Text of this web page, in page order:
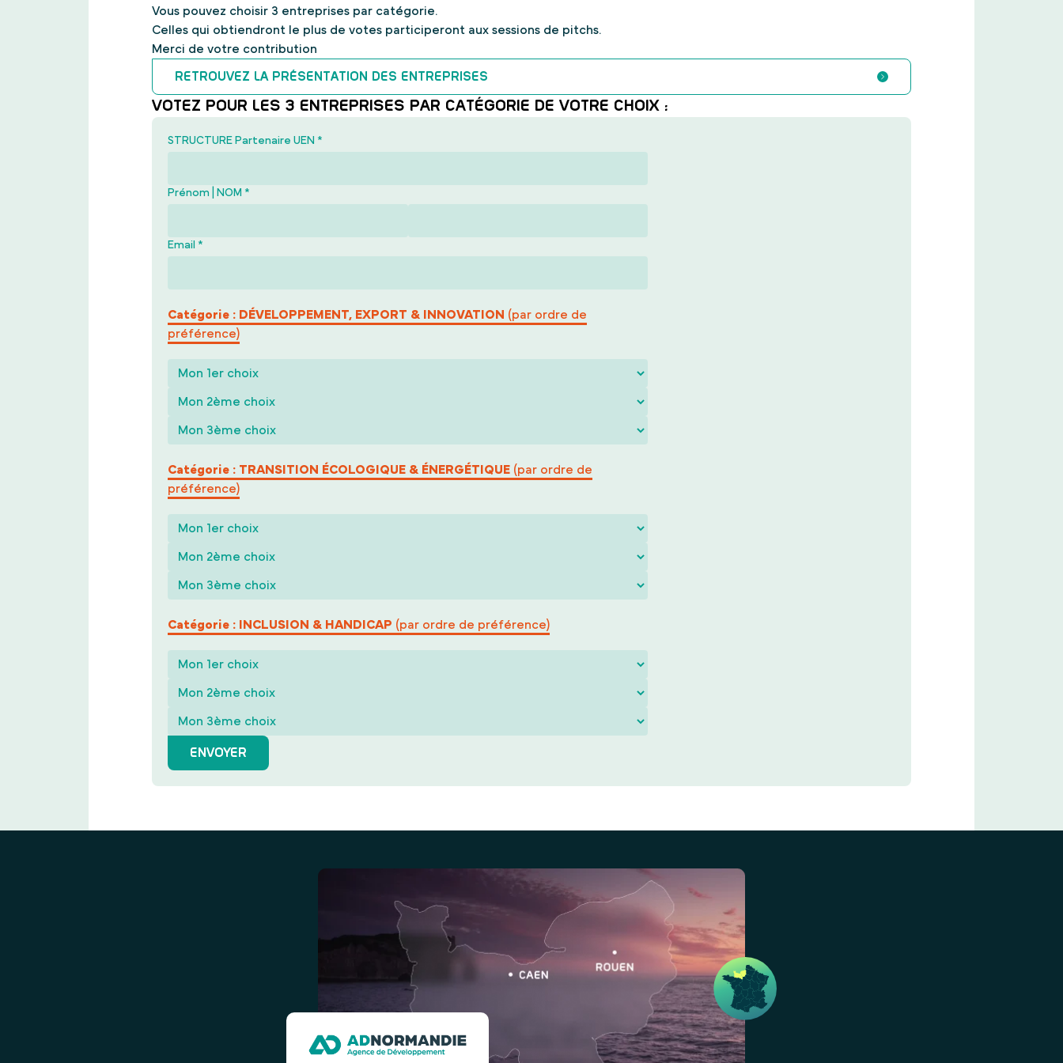
Vous pouvez choisir 3 entreprises par catégorie.
Celles qui obtiendront le plus de votes participeront aux sessions de pitchs.
Merci de votre contribution
RETROUVEZ LA PRÉSENTATION DES ENTREPRISES
VOTEZ POUR LES 3 ENTREPRISES PAR CATÉGORIE DE VOTRE CHOIX :
STRUCTURE Partenaire UEN *
Prénom | NOM *
Email *
Catégorie : DÉVELOPPEMENT, EXPORT & INNOVATION (par ordre de
préférence)
Catégorie : TRANSITION ÉCOLOGIQUE & ÉNERGÉTIQUE (par ordre de
préférence)
Catégorie : INCLUSION & HANDICAP (par ordre de préférence)
ENVOYER